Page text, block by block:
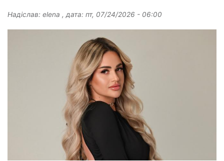
Надіслав: elena , дата: пт, 07/24/2026 - 06:00